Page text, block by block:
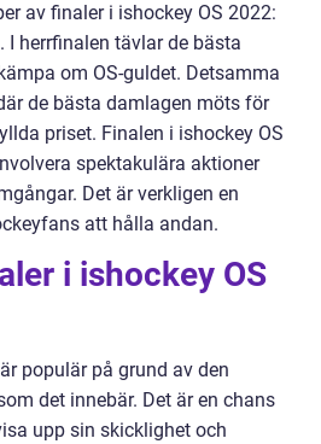
av finaler i ishockey OS 2022:
I herrfinalen tävlar de bästa
om OS-guldet. Detsamma
de bästa damlagen möts för
priset. Finalen i ishockey OS
spektakulära aktioner
Det är verkligen en
att hålla andan.
i ishockey OS
populär på grund av den
det innebär. Det är en chans
upp sin skicklighet och